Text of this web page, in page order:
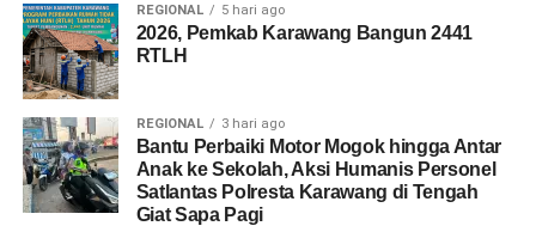
REGIONAL 5 hari ago
2026, Pemkab Karawang Bangun 2441
RTLH
REGIONAL 3 hari ago
Bantu Perbaiki Motor Mogok hingga Antar
Anak ke Sekolah, Aksi Humanis Personel
Satlantas Polresta Karawang di Tengah
Giat Sapa Pagi